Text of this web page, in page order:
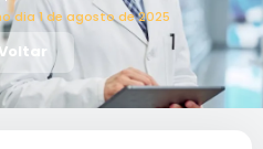
dia 1 de agosto de 2025